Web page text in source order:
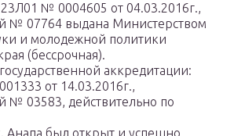
№ 0004605 от 04.03.2016г.,
№ 07764 выдана Министерством
и молодежной политики
(бессрочная).
аккредитации:
от 14.03.2016г.,
№ 03583, действительно по
Анапа был открыт и успешно